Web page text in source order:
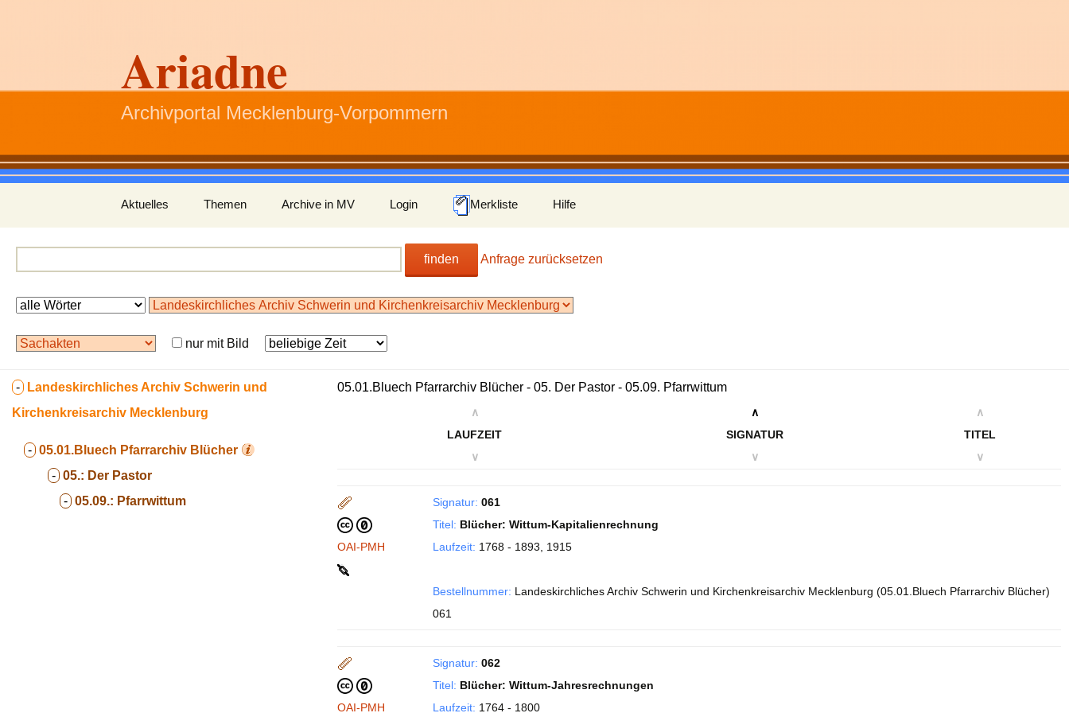
Ariadne
Archivportal Mecklenburg-Vorpommern
Inhalt
springen
Aktuelles Themen Archive in MV Login Merkliste Hilfe
finden Anfrage zurücksetzen
nur mit Bild
- Landeskirchliches Archiv Schwerin und
Kirchenkreisarchiv Mecklenburg
- 05.01.Bluech Pfarrarchiv Blücher
- 05.: Der Pastor
- 05.09.: Pfarrwittum
05.01.Bluech Pfarrarchiv Blücher - 05. Der Pastor - 05.09. Pfarrwittum
∧
LAUFZEIT
∨
∧
SIGNATUR
∨
∧
TITEL
∨
OAI-PMH
Signatur: 061
Titel: Blücher: Wittum-Kapitalienrechnung
Laufzeit: 1768 - 1893, 1915
Bestellnummer: Landeskirchliches Archiv Schwerin und Kirchenkreisarchiv Mecklenburg (05.01.Bluech Pfarrarchiv Blücher)
061
OAI-PMH
Signatur: 062
Titel: Blücher: Wittum-Jahresrechnungen
Laufzeit: 1764 - 1800